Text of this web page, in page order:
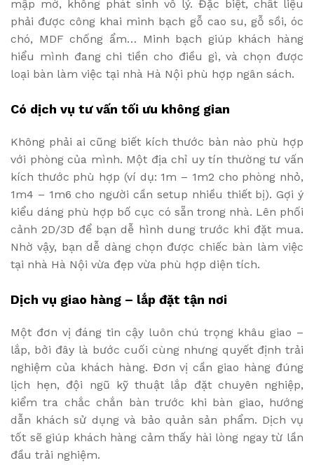
mập mờ, không phát sinh vô lý. Đặc biệt, chất liệu
phải được công khai minh bạch gỗ cao su, gỗ sồi, óc
chó, MDF chống ẩm… Minh bạch giúp khách hàng
hiểu mình đang chi tiền cho điều gì, và chọn được
loại bàn làm việc tại nhà Hà Nội phù hợp ngân sách.
Có dịch vụ tư vấn tối ưu không gian
Không phải ai cũng biết kích thước bàn nào phù hợp
với phòng của mình. Một địa chỉ uy tín thường tư vấn
kích thước phù hợp (ví dụ: 1m – 1m2 cho phòng nhỏ,
1m4 – 1m6 cho người cần setup nhiều thiết bị). Gợi ý
kiểu dáng phù hợp bố cục có sẵn trong nhà. Lên phối
cảnh 2D/3D để bạn dễ hình dung trước khi đặt mua.
Nhờ vậy, bạn dễ dàng chọn được chiếc bàn làm việc
tại nhà Hà Nội vừa đẹp vừa phù hợp diện tích.
Dịch vụ giao hàng – lắp đặt tận nơi
Một đơn vị đáng tin cậy luôn chú trọng khâu giao –
lắp, bởi đây là bước cuối cùng nhưng quyết định trải
nghiệm của khách hàng. Đơn vị cần giao hàng đúng
lịch hẹn, đội ngũ kỹ thuật lắp đặt chuyên nghiệp,
kiểm tra chắc chắn bàn trước khi bàn giao, hướng
dẫn khách sử dụng và bảo quản sản phẩm. Dịch vụ
tốt sẽ giúp khách hàng cảm thấy hài lòng ngay từ lần
đầu trải nghiệm.